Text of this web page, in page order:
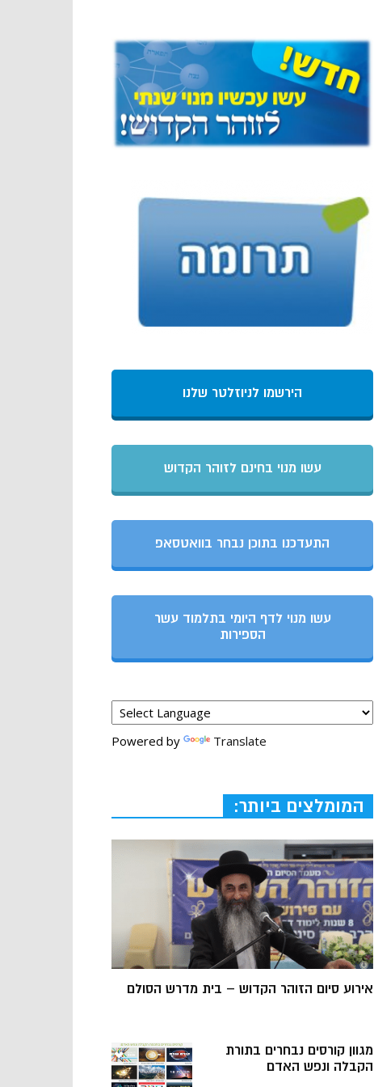
הירשמו לניוזלטר שלנו
עשו מנוי בחינם לזוהר הקדוש
התעדכנו בתוכן נבחר בוואטסאפ
עשו מנוי לדף היומי בתלמוד עשר
הספירות
Powered by Translate
המומלצים ביותר:
אירוע סיום הזוהר הקדוש – בית מדרש הסולם
מגוון קורסים נבחרים בתורת
הקבלה ונפש האדם